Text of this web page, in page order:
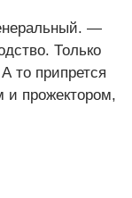
—
Только
то припрется
и прожектором,